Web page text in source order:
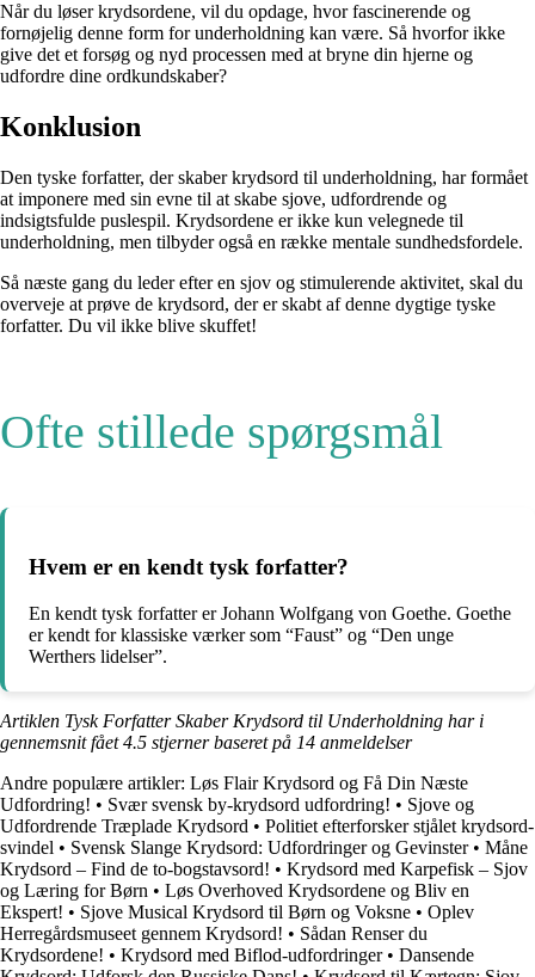
Når du løser krydsordene, vil du opdage, hvor fascinerende og
fornøjelig denne form for underholdning kan være. Så hvorfor ikke
give det et forsøg og nyd processen med at bryne din hjerne og
udfordre dine ordkundskaber?
Konklusion
Den tyske forfatter, der skaber krydsord til underholdning, har formået
at imponere med sin evne til at skabe sjove, udfordrende og
indsigtsfulde puslespil. Krydsordene er ikke kun velegnede til
underholdning, men tilbyder også en række mentale sundhedsfordele.
Så næste gang du leder efter en sjov og stimulerende aktivitet, skal du
overveje at prøve de krydsord, der er skabt af denne dygtige tyske
forfatter. Du vil ikke blive skuffet!
Ofte stillede spørgsmål
Hvem er en kendt tysk forfatter?
En kendt tysk forfatter er Johann Wolfgang von Goethe. Goethe
er kendt for klassiske værker som “Faust” og “Den unge
Werthers lidelser”.
Artiklen Tysk Forfatter Skaber Krydsord til Underholdning har i
gennemsnit fået4.5 stjerner baseret på 14 anmeldelser
Andre populære artikler: Løs Flair Krydsord og Få Din Næste
Udfordring! • Svær svensk by-krydsord udfordring! • Sjove og
Udfordrende Træplade Krydsord • Politiet efterforsker stjålet krydsord-
svindel • Svensk Slange Krydsord: Udfordringer og Gevinster• Måne
Krydsord – Find de to-bogstavsord! • Krydsord med Karpefisk – Sjov
og Læring for Børn • Løs Overhoved Krydsordene og Bliv en
Ekspert! • Sjove Musical Krydsord til Børn og Voksne • Oplev
Herregårdsmuseet gennem Krydsord! • Sådan Renser du
Krydsordene! • Krydsord med Biflod-udfordringer• Dansende